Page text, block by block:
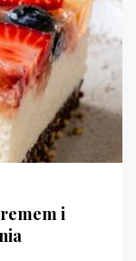
i